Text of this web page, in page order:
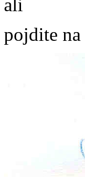
ali
pojdite na